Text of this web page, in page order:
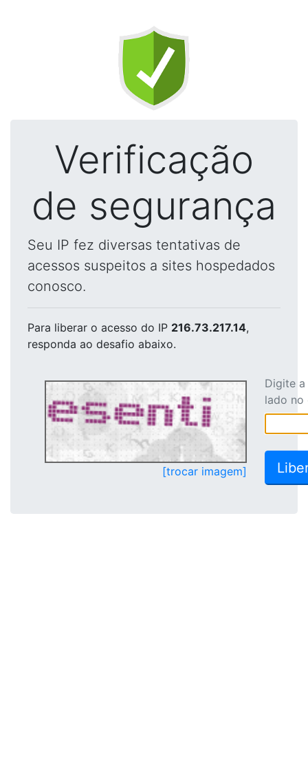
Verificação
de segurança
Seu IP fez diversas tentativas de
acessos suspeitos a sites hospedados
conosco.
Para liberar o acesso do IP 216.73.217.14,
responda ao desafio abaixo.
[trocar imagem]
Digite
lado no